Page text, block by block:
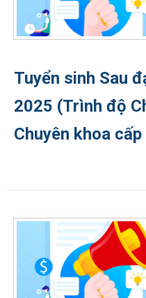
Tuyển sinh Sau
2025 (Trình độ
Chuyên khoa cấp